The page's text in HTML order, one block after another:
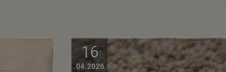
16
04.2026